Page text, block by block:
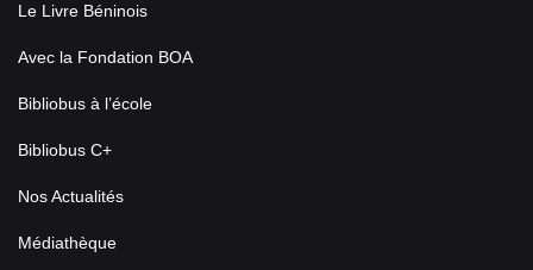
Le Livre Béninois
Avec la Fondation BOA
Bibliobus à l’école
Bibliobus C+
Nos Actualités
Médiathèque